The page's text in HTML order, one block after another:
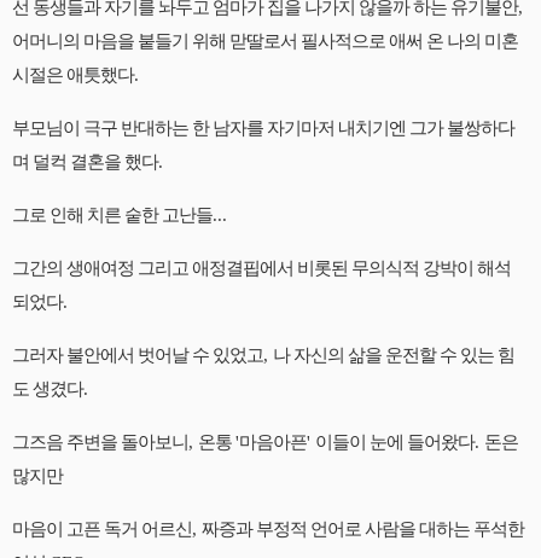
선 동생들과 자기를 놔두고 엄마가 집을 나가지 않을까 하는 유기불안,
어머니의 마음을 붙들기 위해 맏딸로서 필사적으로 애써 온 나의 미혼
시절은 애틋했다.
부모님이 극구 반대하는 한 남자를 자기마저 내치기엔 그가 불쌍하다
며 덜컥 결혼을 했다.
그로 인해 치른 숱한 고난들...
그간의 생애여정 그리고 애정결핍에서 비롯된 무의식적 강박이 해석
되었다.
그러자 불안에서 벗어날 수 있었고, 나 자신의 삶을 운전할 수 있는 힘
도 생겼다.
그즈음 주변을 돌아보니 , 온통'마음아픈' 이들이 눈에 들어왔다. 돈은
많지만
마음이 고픈 독거 어르신, 짜증과 부정적 언어로 사람을 대하는 푸석한